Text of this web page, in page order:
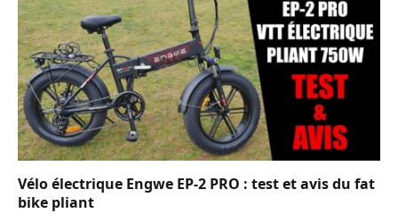
Vélo électrique Engwe EP-2 PRO : test et avis du fat
bike pliant